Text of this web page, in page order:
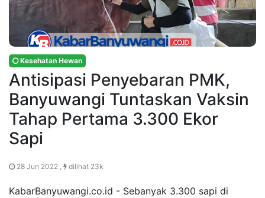
Kesehatan Hewan
Antisipasi Penyebaran PMK,
Banyuwangi Tuntaskan Vaksin
Tahap Pertama 3.300 Ekor
Sapi
28 Jun 2022 , dilihat 23k
KabarBanyuwangi.co.id - Sebanyak 3.300 sapi di